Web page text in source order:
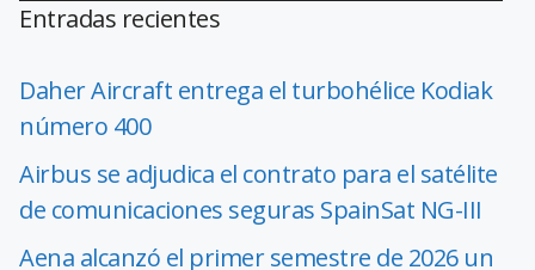
Entradas recientes
Daher Aircraft entrega el turbohélice Kodiak
número 400
Airbus se adjudica el contrato para el satélite
de comunicaciones seguras SpainSat NG-III
Aena alcanzó el primer semestre de 2026 un